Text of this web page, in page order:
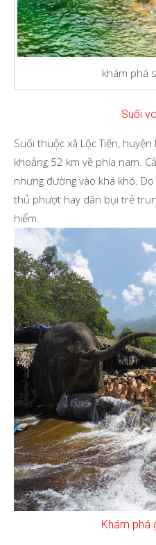
khám phá
Suối
Suối thuộc xã Lộc Tiến,
khoảng 52 km về phía nam.
nhưng đường vào khá khó.
thủ phượt hay dân bụi trẻ
hiểm.
Khám phá